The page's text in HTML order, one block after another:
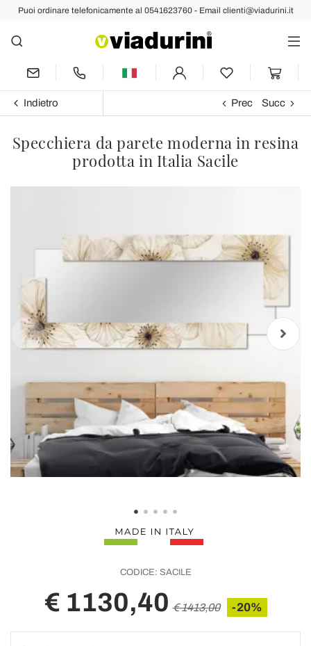
Puoi ordinare telefonicamente al 0541623760 - Email clienti@viadurini.it
Indietro Prec Succ
Specchiera da parete moderna in resina
prodotta in Italia Sacile
CODICE: SACILE
€ 1130,40 € 1413,00 -20%